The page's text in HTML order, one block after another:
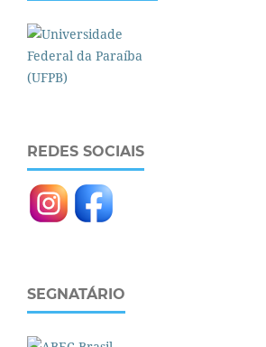
REDES SOCIAIS
SEGNATÁRIO